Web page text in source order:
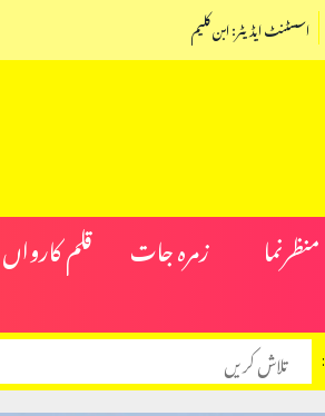
اسسٹنٹ ایڈیٹر: ابن کلیم
منظرنما زمرہ جات قلم کارواں